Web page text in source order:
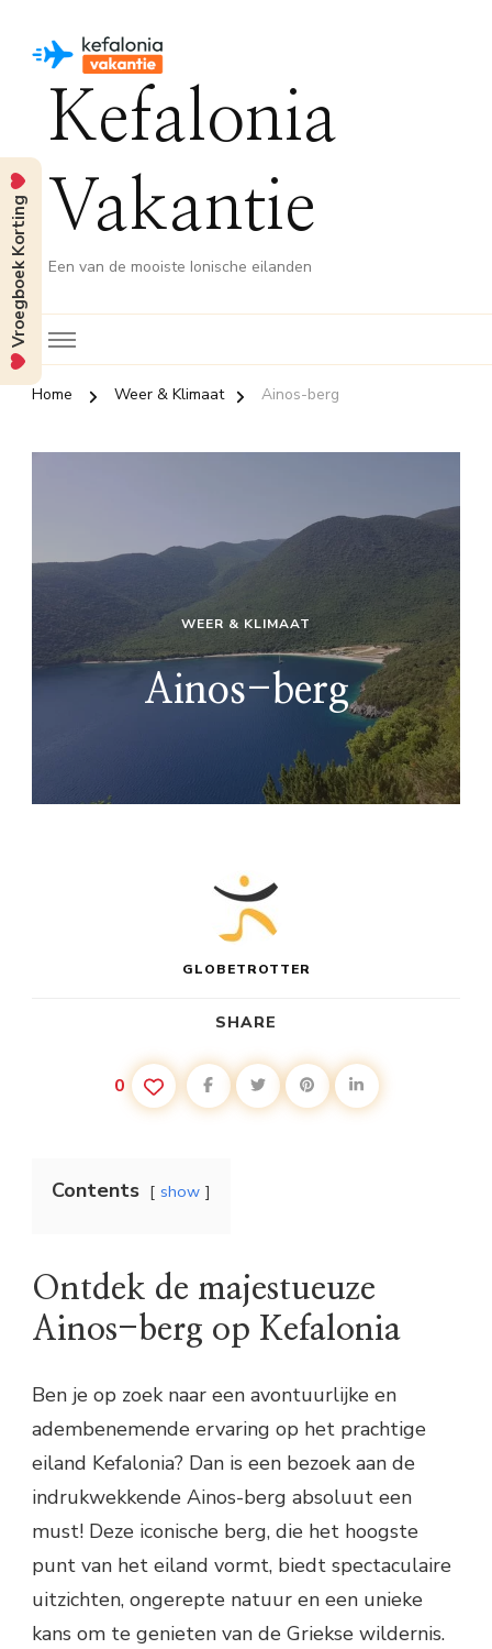
Kefalonia
Vakantie
Een van de mooiste Ionische eilanden
Home Weer & Klimaat Ainos-berg
WEER & KLIMAAT
Ainos-berg
GLOBETROTTER
SHARE
0
Contents show
Ontdek de majestueuze
Ainos-berg op Kefalonia
Ben je op zoek naar een avontuurlijke en
adembenemende ervaring op het prachtige
eiland Kefalonia? Dan is een bezoek aan de
indrukwekkende Ainos-berg absoluut een
must! Deze iconische berg, die het hoogste
punt van het eiland vormt, biedt spectaculaire
uitzichten, ongerepte natuur en een unieke
kans om te genieten van de Griekse wildernis.
Vroegboek Korting